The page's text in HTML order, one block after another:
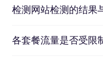
检测网站检测的结果
各套餐流量是否受限